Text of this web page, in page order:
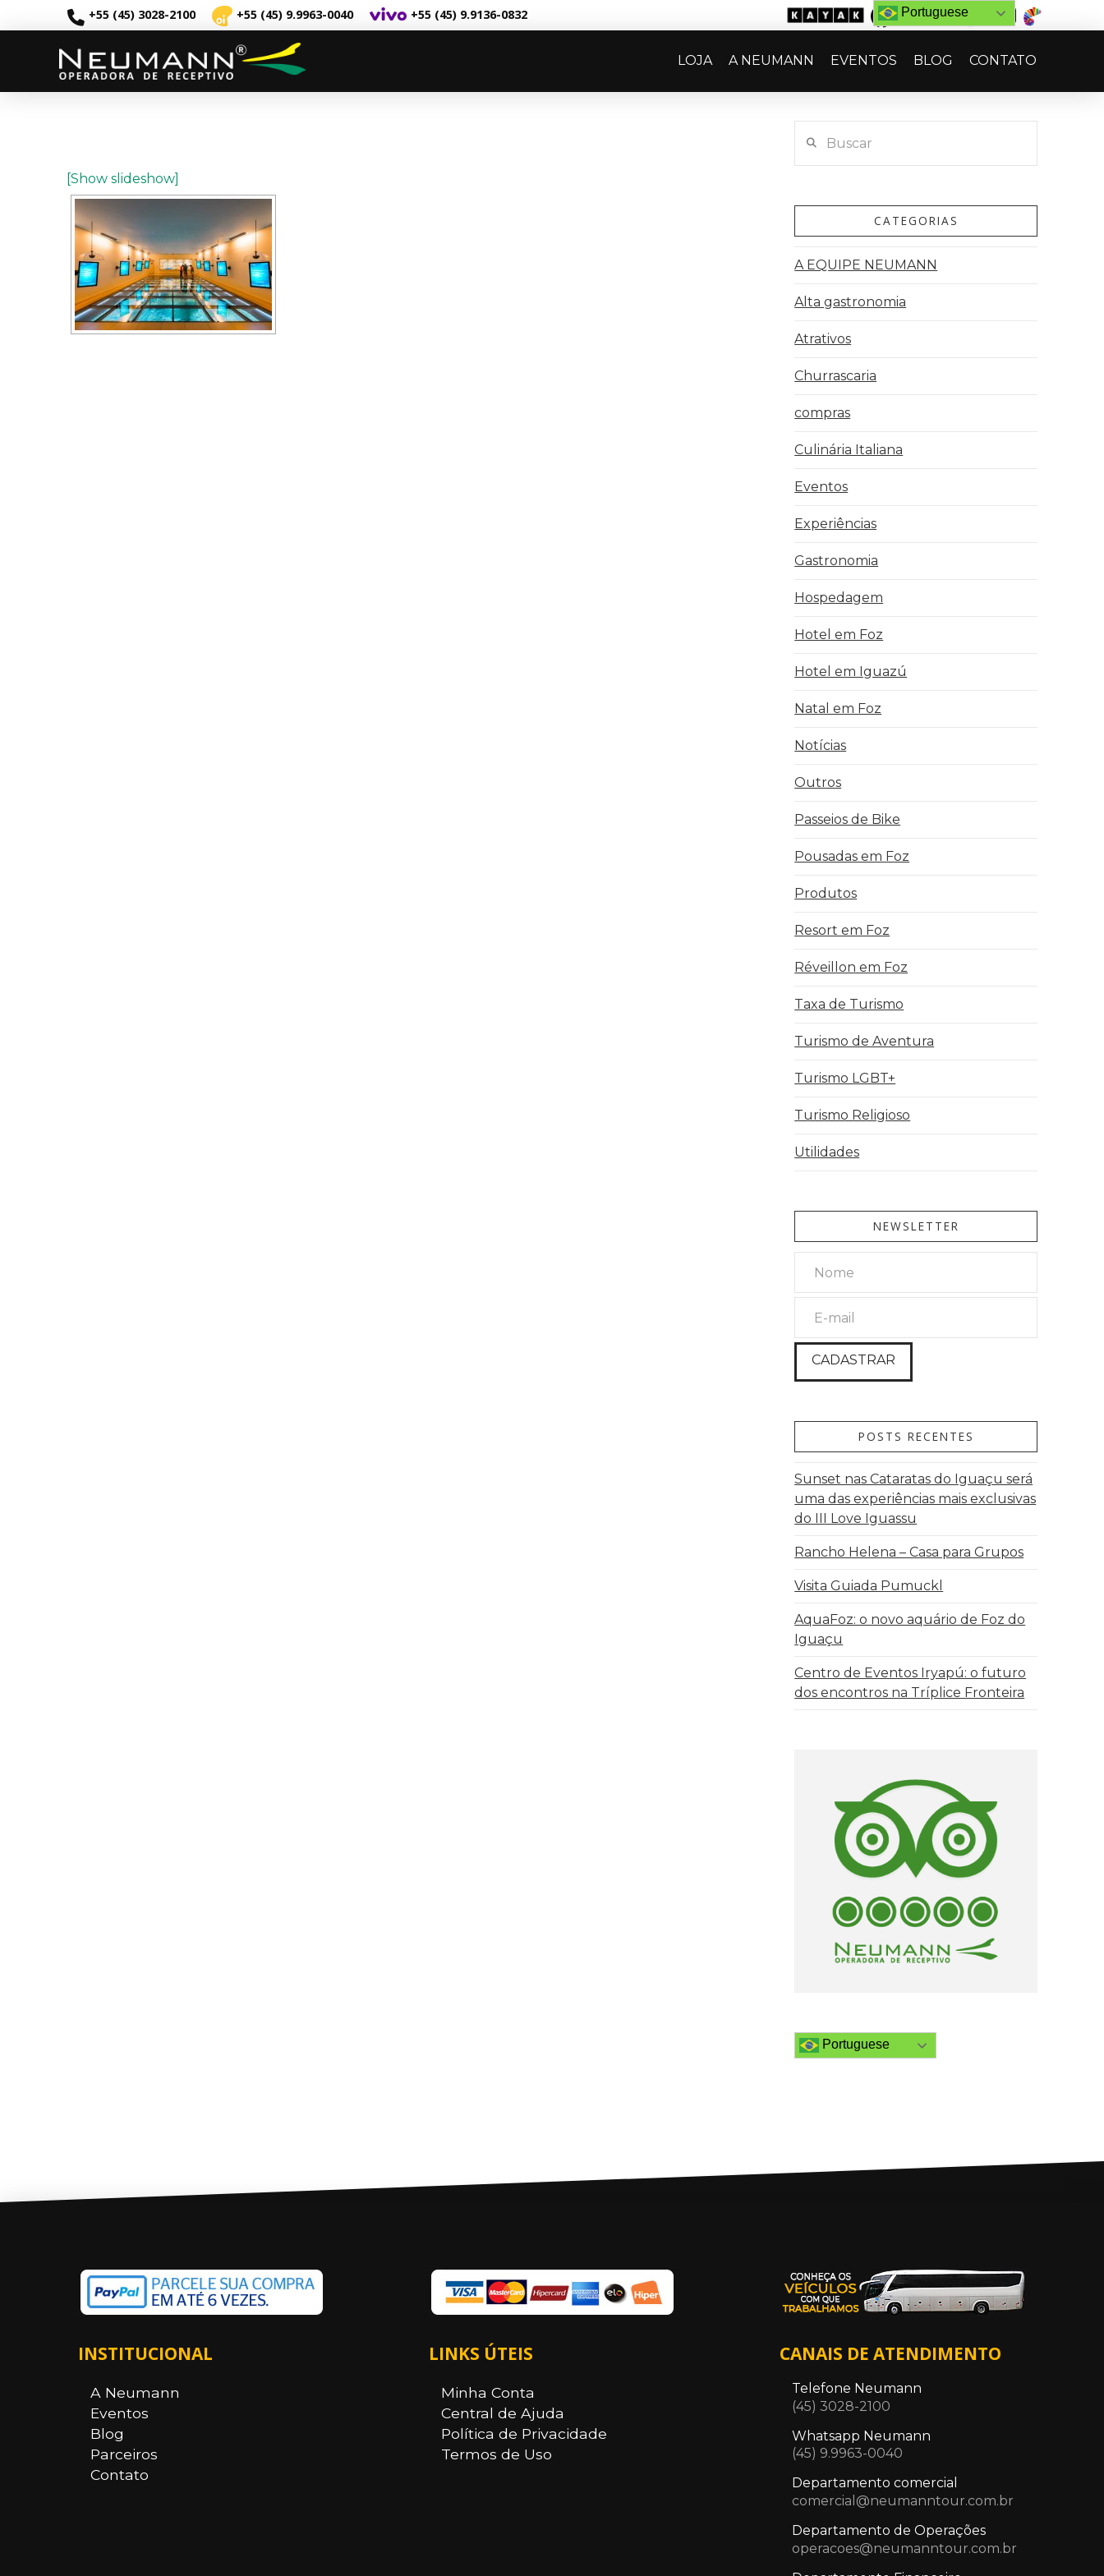
+55 (45) 3028-2100 +55 (45) 9.9963-0040 +55 (45) 9.9136-0832
LOJA A NEUMANN EVENTOS BLOG CONTATO
[Show slideshow]
CATEGORIAS
A EQUIPE NEUMANN
Alta gastronomia
Atrativos
Churrascaria
compras
Culinária Italiana
Eventos
Experiências
Gastronomia
Hospedagem
Hotel em Foz
Hotel em Iguazú
Natal em Foz
Notícias
Outros
Passeios de Bike
Pousadas em Foz
Produtos
Resort em Foz
Réveillon em Foz
Taxa de Turismo
Turismo de Aventura
Turismo LGBT+
Turismo Religioso
Utilidades
NEWSLETTER
POSTS RECENTES
Sunset nas Cataratas do Iguaçu será
uma das experiências mais exclusivas
do III Love Iguassu
Rancho Helena – Casa para Grupos
Visita Guiada Pumuckl
AquaFoz: o novo aquário de Foz do
Iguaçu
Centro de Eventos Iryapú: o futuro
dos encontros na Tríplice Fronteira
Portuguese
INSTITUCIONAL
A Neumann
Eventos
Blog
Parceiros
Contato
LINKS ÚTEIS
Minha Conta
Central de Ajuda
Política de Privacidade
Termos de Uso
CANAIS DE ATENDIMENTO
Telefone Neumann
(45) 3028-2100
Whatsapp Neumann
(45) 9.9963-0040
Departamento comercial
comercial@neumanntour.com.br
Departamento de Operações
operacoes@neumanntour.com.br
Portuguese